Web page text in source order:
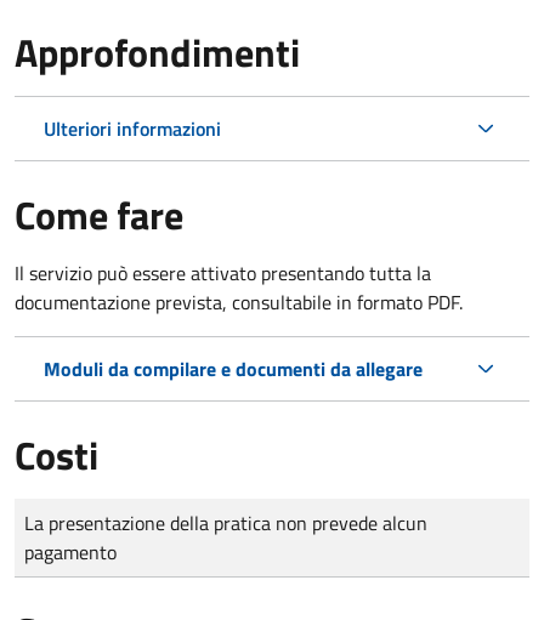
Approfondimenti
Ulteriori informazioni
Come fare
Il servizio può essere attivato presentando tutta la
documentazione prevista, consultabile in formato PDF.
Moduli da compilare e documenti da allegare
Costi
Tipo di pagamento
Importo
La presentazione della pratica non prevede alcun
pagamento